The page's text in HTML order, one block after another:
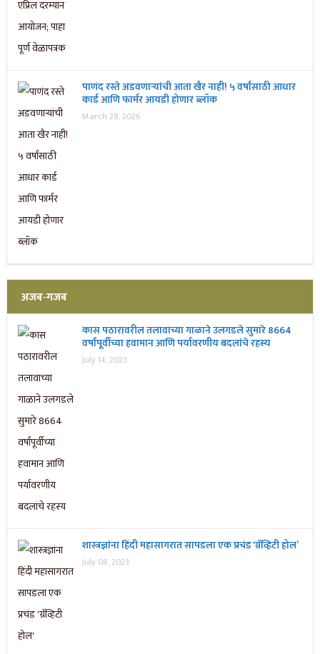
पाणंद रस्ते अडवणाऱ्यांची आता खैर नाही! ५ वर्षांसाठी आधार
कार्ड आणि फार्मर आयडी होणार ब्लॉक
March 28, 2026
अजब-गजब
कास पठारावरील तलावाच्या गाळाने उलगडले सुमारे 8664
वर्षांपूर्वीच्या हवामान आणि पर्यावरणीय बदलांचे रहस्य
July 14, 2023
शास्त्रज्ञांना हिंदी महासागरात सापडला एक प्रचंड ‘ग्रॅव्हिटी होल’
July 08, 2023